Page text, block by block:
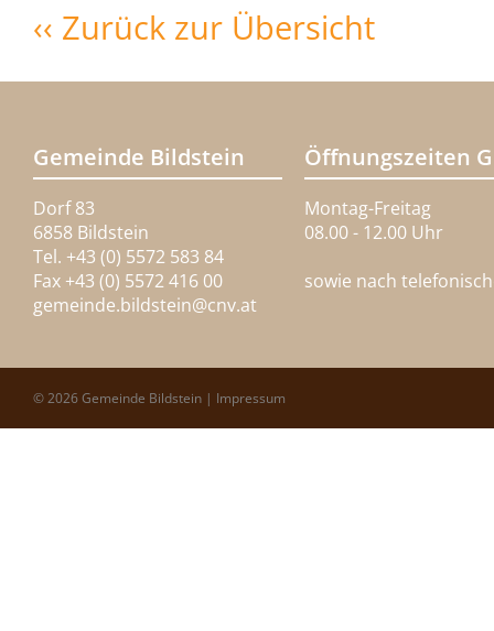
‹‹ Zurück zur Übersicht
Gemeinde Bildstein
Dorf 83
6858 Bildstein
Tel. +43 (0) 5572 583 84
Fax +43 (0) 5572 416 00
gemeinde.bildstein@cnv.at
Öffnungszeiten
Montag-Freitag
08.00 - 12.00 Uhr
sowie nach
© 2026 Gemeinde Bildstein | Impressum